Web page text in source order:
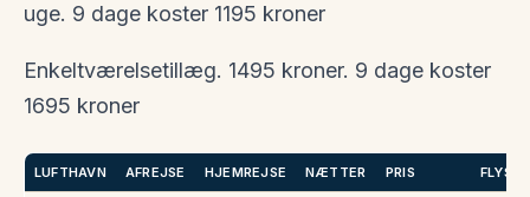
uge. 9 dage koster 1195 kroner
Enkeltværelsetillæg. 1495 kroner. 9 dage koster
1695 kroner
LUFTHAVN AFREJSE HJEMREJSE NÆTTER PRIS